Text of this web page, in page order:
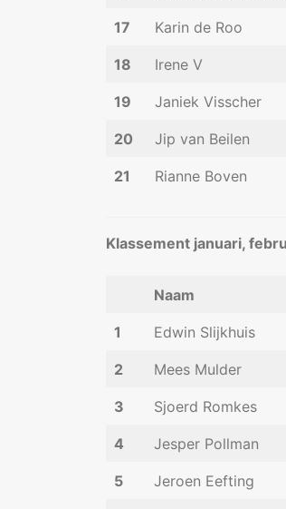
17 Karin de Roo
18 Irene V
19 Janiek Visscher
20 Jip van Beilen
21 Rianne Boven
Klassement januari,
Naam
1 Edwin Slijkhuis
2 Mees Mulder
3 Sjoerd Romkes
4 Jesper Pollman
5 Jeroen Eefting